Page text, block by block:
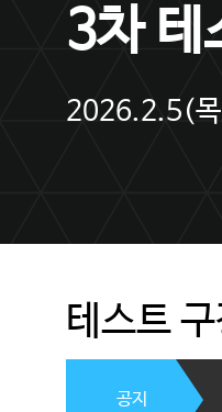
3차 테
2026.2.5(
테스트
공지